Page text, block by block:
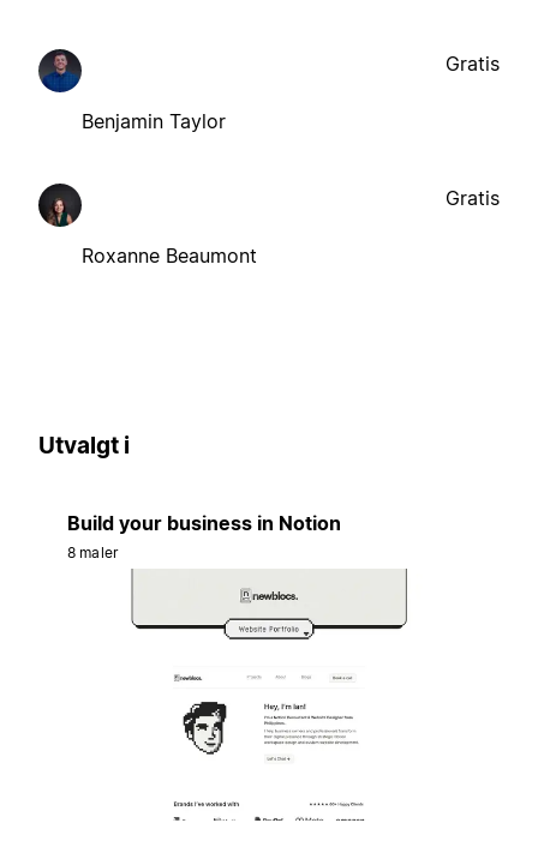
Benjamin Taylor
Gratis
Roxanne Beaumont
Gratis
Utvalgt i
Build your business in Notion
8 maler